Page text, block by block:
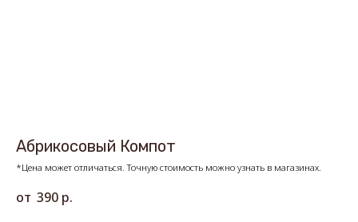
Абрикосовый Компот
*Цена может отличаться. Точную стоимость можно узнать в магазинах.
390 р.